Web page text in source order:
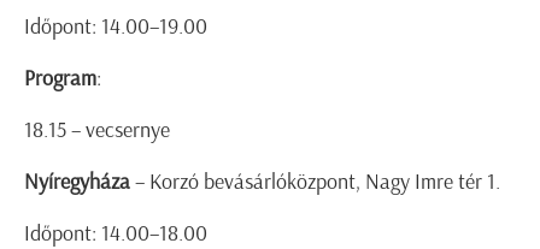
Időpont: 14.00–19.00
Program:
18.15 – vecsernye
Nyíregyháza– Korzó bevásárlóközpont, Nagy Imre tér 1.
Időpont: 14.00–18.00